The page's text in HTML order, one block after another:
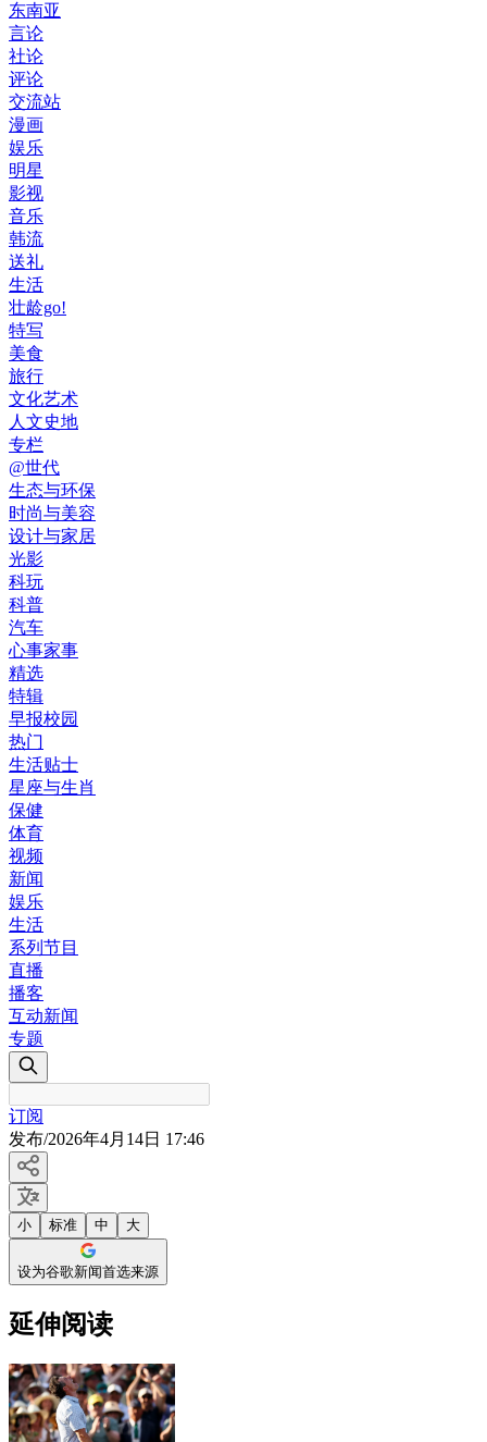
东南亚
言论
社论
评论
交流站
漫画
娱乐
明星
影视
音乐
韩流
送礼
生活
壮龄go!
特写
美食
旅行
文化艺术
人文史地
专栏
@世代
生态与环保
时尚与美容
设计与家居
光影
科玩
科普
汽车
心事家事
精选
特辑
早报校园
热门
生活贴士
星座与生肖
保健
体育
视频
新闻
娱乐
生活
系列节目
直播
播客
互动新闻
专题
订阅
发布/2026年4月14日 17:46
小 标准 中 大
设为谷歌新闻首选来源
延伸阅读